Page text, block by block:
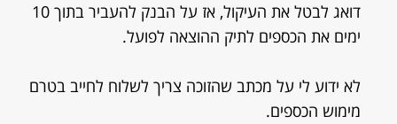
דואג לבטל את העיקול, אז על הבנק להעביר בתוך 10
ימים את הכספים לתיק ההוצאה לפועל.
לא ידוע לי על מכתב שהזוכה צריך לשלוח לחייב בטרם
מימוש הכספים.